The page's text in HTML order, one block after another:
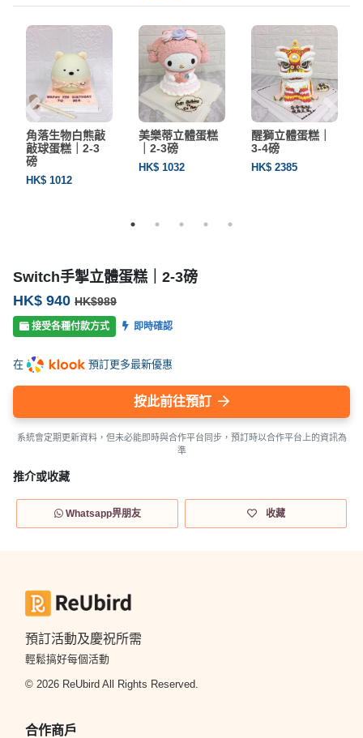
角落生物白熊敲
敲球蛋糕｜2-3
磅
HK$ 1012
美樂蒂立體蛋糕
｜2-3磅
HK$ 1032
醒獅立體蛋糕｜
3-4磅
HK$ 2385
Switch手掣立體蛋糕｜2-3磅
HK$ 940 HK$989
接受各種付款方式 即時確認
在 預訂更多最新優惠
按此前往預訂
系統會定期更新資料，但未必能即時與合作平台同步，預訂時以合作平台上的資訊為
準
推介或收藏
Whatsapp畀朋友 收藏
預訂活動及慶祝所需
輕鬆搞好每個活動
© 2026 ReUbird All Rights Reserved.
合作商戶